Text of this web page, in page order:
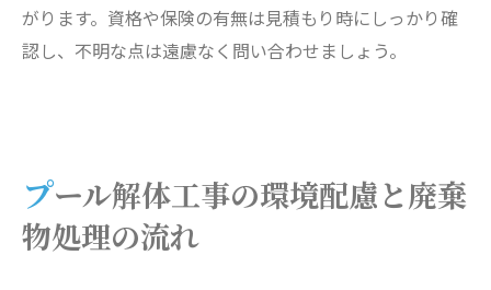
がります。資格や保険の有無は見積もり時にしっかり確
認し、不明な点は遠慮なく問い合わせましょう。
プール解体工事の環境配慮と廃棄
物処理の流れ